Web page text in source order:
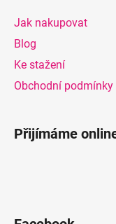
Jak nakupovat
Blog
Ke stažení
Obchodní podmínky
Přijímáme